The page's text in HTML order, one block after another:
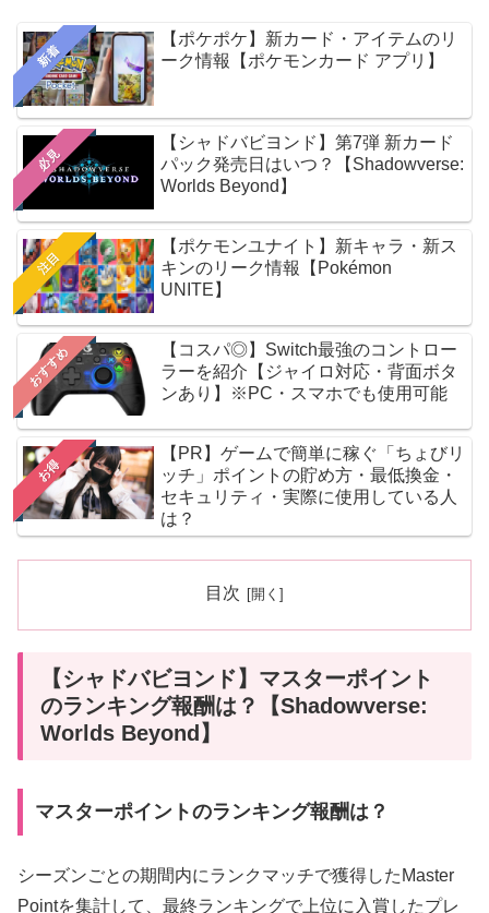
新着
【ポケポケ】新カード・アイテムのリ
ーク情報【ポケモンカード アプリ】
必見
【シャドバビヨンド】第7弾 新カード
パック発売日はいつ？【Shadowverse:
Worlds Beyond】
注目
【ポケモンユナイト】新キャラ・新ス
キンのリーク情報【Pokémon
UNITE】
おすすめ
【コスパ◎】Switch最強のコントロー
ラーを紹介【ジャイロ対応・背面ボタ
ンあり】※PC・スマホでも使用可能
お得
【PR】ゲームで簡単に稼ぐ「ちょびリ
ッチ」ポイントの貯め方・最低換金・
セキュリティ・実際に使用している人
は？
目次
【シャドバビヨンド】マスターポイント
のランキング報酬は？【Shadowverse:
Worlds Beyond】
マスターポイントのランキング報酬は？
シーズンごとの期間内にランクマッチで獲得したMaster
Pointを集計して、最終ランキングで上位に入賞したプレ